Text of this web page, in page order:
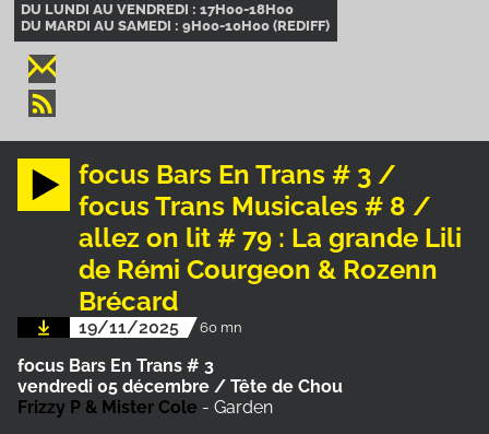
DU LUNDI AU VENDREDI : 17H00-18H00
DU MARDI AU SAMEDI : 9H00-10H00 (REDIFF)
focus Bars En Trans # 3 /
focus Trans Musicales # 8 /
allez on lit # 79 : La grande Lili
de Rémi Courgeon & Rozenn
Brécard
19/11/2025 60 mn
focus Bars En Trans # 3
vendredi 05 décembre / Tête de Chou
Frizzy P & Mister Cole - Garden